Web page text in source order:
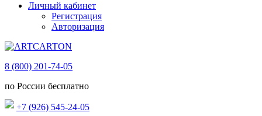
Личный кабинет
Регистрация
Авторизация
8 (800) 201-74-05
по России бесплатно
+7 (926) 545-24-05